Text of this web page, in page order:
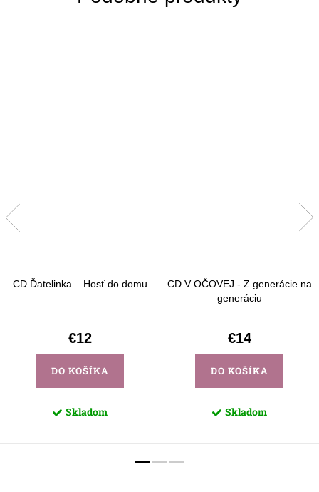
CD Ďatelinka – Hosť do domu
€12
DO KOŠÍKA
Skladom
CD V OČOVEJ - Z generácie na
generáciu
€14
DO KOŠÍKA
Skladom